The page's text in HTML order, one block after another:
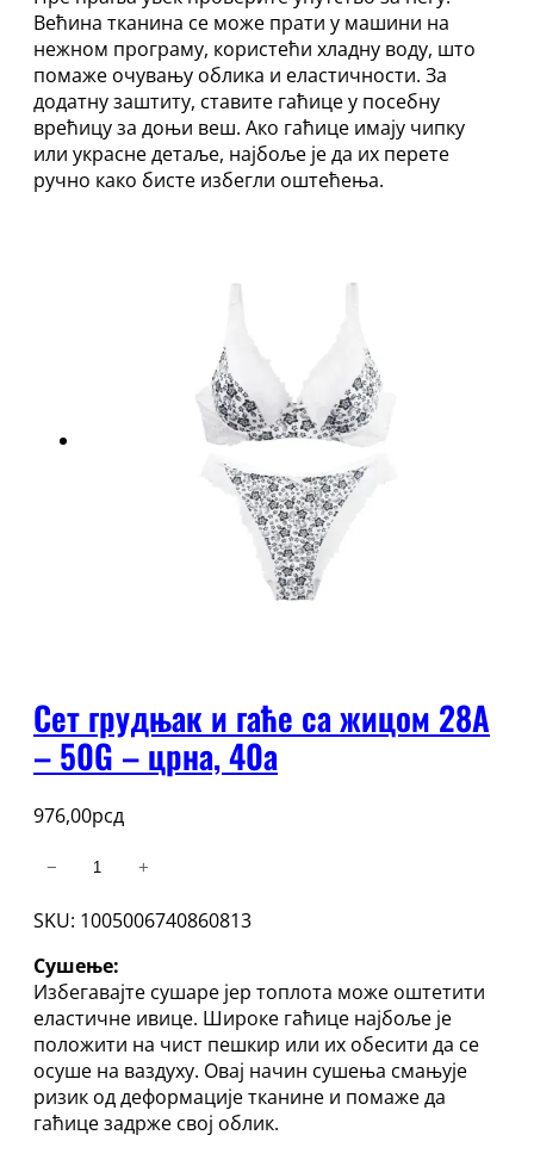
Већина тканина се може прати у машини на
нежном програму, користећи хладну воду, што
помаже очувању облика и еластичности. За
додатну заштиту, ставите гаћице у посебну
врећицу за доњи веш. Ако гаћице имају чипку
или украсне детаље, најбоље је да их перете
ручно како бисте избегли оштећења.
Сет грудњак и гаће са жицом 28А
– 50G – црна, 40a
976,00рсд
Сет
и
са
жицом
28А
–
50G
количина
− +
SKU: 1005006740860813
Сушење:
Избегавајте сушаре јер топлота може оштетити
еластичне ивице. Широке гаћице најбоље је
положити на чист пешкир или их обесити да се
осуше на ваздуху. Овај начин сушења смањује
ризик од деформације тканине и помаже да
гаћице задрже свој облик.